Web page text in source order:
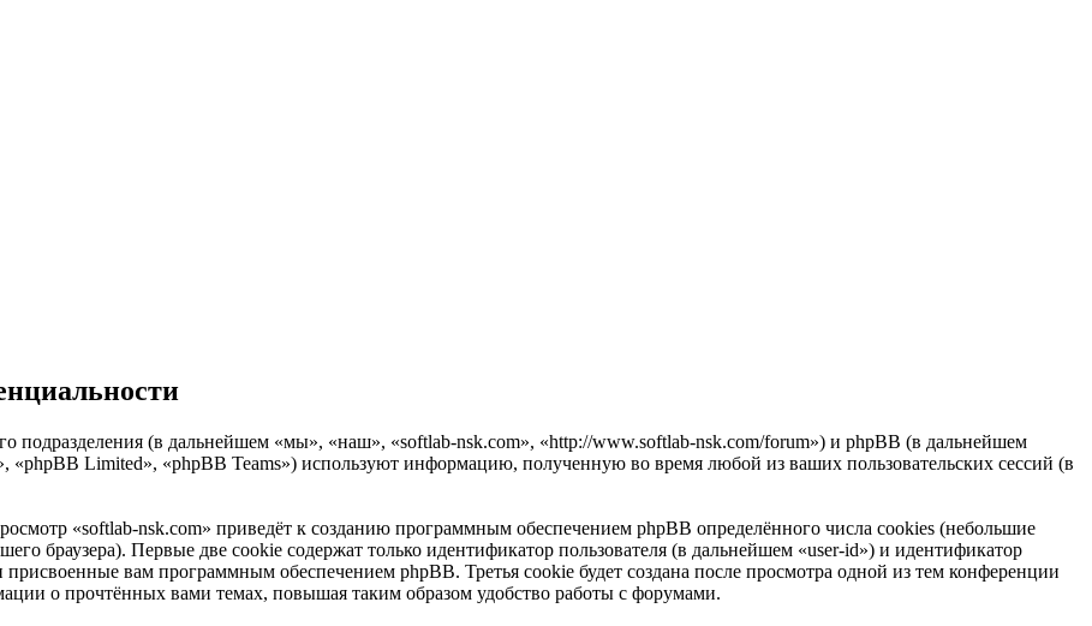
подразделения (в дальнейшем «мы», «наш», «softlab-nsk.com», «http://www.softlab-nsk.com/forum») и phpBB (в дальнейшем
«phpBB Limited», «phpBB Teams») используют информацию, полученную во время любой из ваших пользовательских сессий (в
«softlab-nsk.com» приведёт к созданию программным обеспечением phpBB определённого числа cookies (небольшие
браузера). Первые две cookie содержат только идентификатор пользователя (в дальнейшем «user-id») и идентификатор
вам программным обеспечением phpBB. Третья cookie будет создана после просмотра одной из тем конференции
о прочтённых вами темах, повышая таким образом удобство работы с форумами.